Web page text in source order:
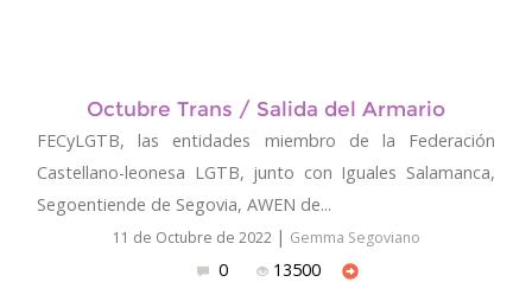
Octubre Trans / Salida del Armario
FECyLGTB, las entidades miembro de la Federación
Castellano-leonesa LGTB, junto con Iguales Salamanca,
Segoentiende de Segovia, AWEN de...
11 de Octubre de 2022 | Gemma Segoviano
0 13500